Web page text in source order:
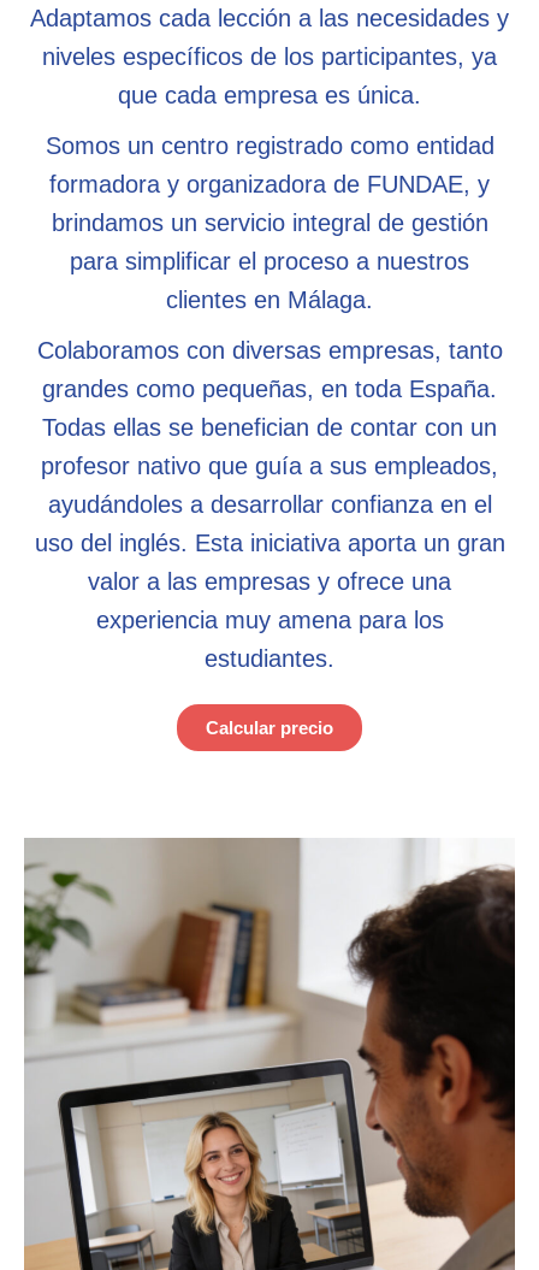
Adaptamos cada lección a las necesidades y
niveles específicos de los participantes, ya
que cada empresa es única.
Somos un centro registrado como entidad
formadora y organizadora de FUNDAE, y
brindamos un servicio integral de gestión
para simplificar el proceso a nuestros
clientes en Málaga.
Colaboramos con diversas empresas, tanto
grandes como pequeñas, en toda España.
Todas ellas se benefician de contar con un
profesor nativo que guía a sus empleados,
ayudándoles a desarrollar confianza en el
uso del inglés. Esta iniciativa aporta un gran
valor a las empresas y ofrece una
experiencia muy amena para los
estudiantes.
Calcular precio